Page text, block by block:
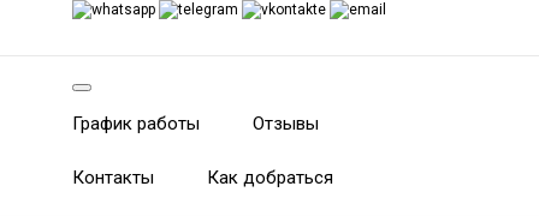
График работы Отзывы
Контакты Как добраться